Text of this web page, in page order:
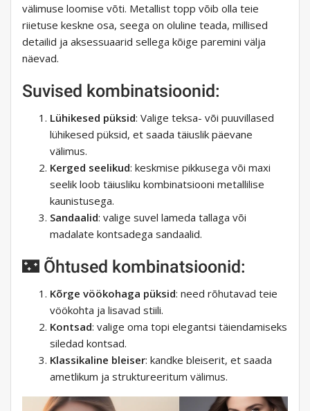
välimuse loomise võti. Metallist topp võib olla teie
riietuse keskne osa, seega on oluline teada, millised
detailid ja aksessuaarid sellega kõige paremini välja
näevad.
Suvised kombinatsioonid:
Lühikesed püksid: Valige teksa- või puuvillased
lühikesed püksid, et saada täiuslik päevane
välimus.
Kerged seelikud: keskmise pikkusega või maxi
seelik loob täiusliku kombinatsiooni metallilise
kaunistusega.
Sandaalid: valige suvel lameda tallaga või
madalate kontsadega sandaalid.
🌃 Õhtused kombinatsioonid:
Kõrge vöökohaga püksid: need rõhutavad teie
vöökohta ja lisavad stiili.
Kontsad: valige oma topi elegantsi täiendamiseks
siledad kontsad.
Klassikaline bleiser: kandke bleiserit, et saada
ametlikum ja struktureeritum välimus.